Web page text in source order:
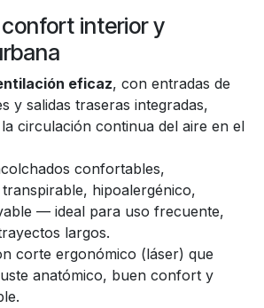
interior y
eficaz, con entradas de
y salidas traseras integradas,
circulación continua del aire en el
confortables,
hipoalergénico,
— ideal para uso frecuente,
largos.
corte ergonómico (láser) que
anatómico, buen confort y